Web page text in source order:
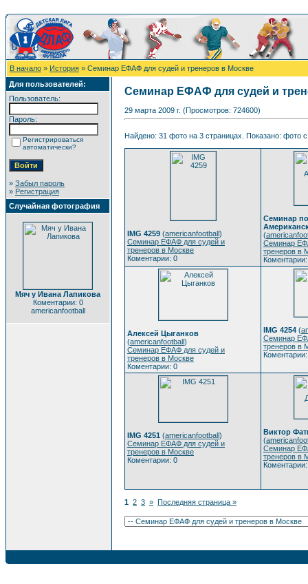
В начало » История » Семинар ЕФАФ для судей и тренеров в Москве
Для пользователей:
Пользователь:
Пароль:
Регистрироваться
автоматически?
» Забыл пароль
» Регистрация
Случайная фотография
Мяч у Ивана Лапикова
Коментарии: 0
americanfootball
Семинар ЕФАФ для судей и
29 марта 2009 г. (Просмотров: 724600)
Найдено: 31 фото на 3 страницах. Показано: фото
IMG 4259 (americanfootball)
Семинар ЕФАФ для судей и
тренеров в Москве
Коментарии: 0
Семинар по
(
Семинар
тренеров в
Алексей Цыганков
(americanfootball)
Семинар ЕФАФ для судей и
тренеров в Москве
Коментарии: 0
IMG 4254 (
Семинар
тренеров в
IMG 4251 (americanfootball)
Семинар ЕФАФ для судей и
тренеров в Москве
Коментарии: 0
Виктор
(
Семинар
тренеров в
1 2 3 » Последняя страница »